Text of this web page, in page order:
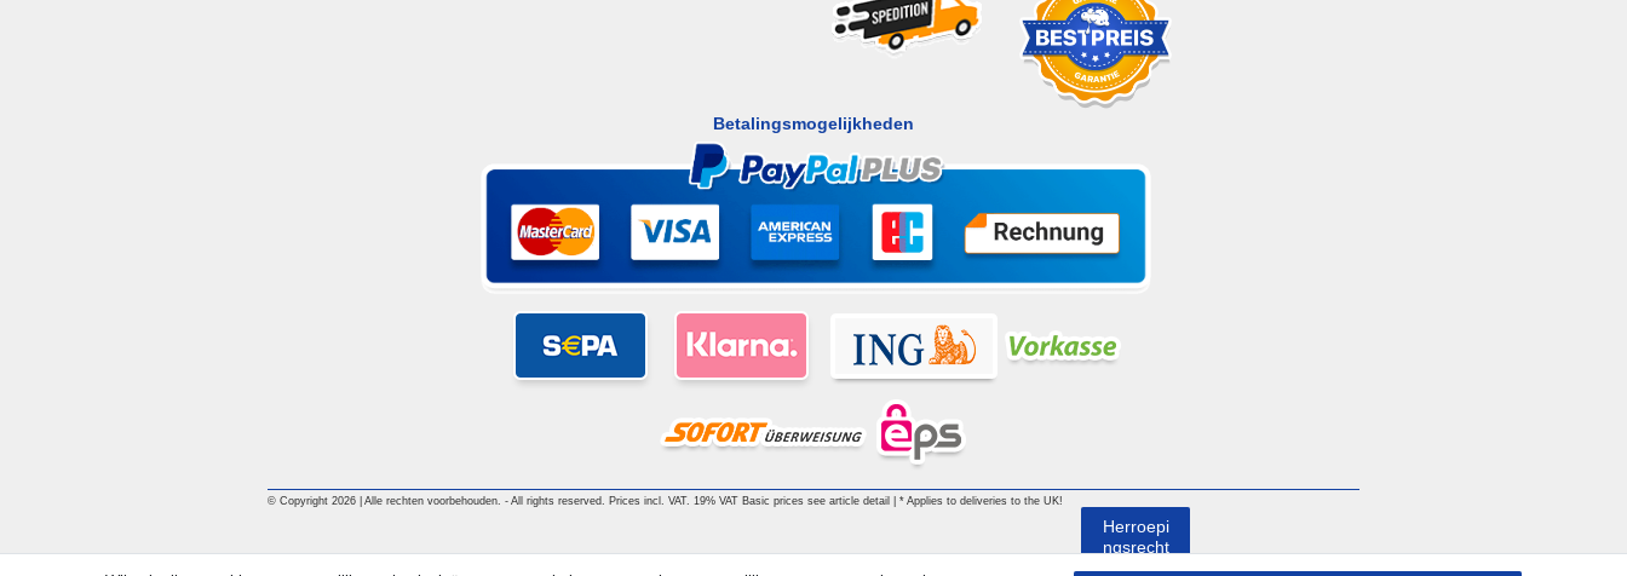
Betalingsmogelijkheden
© Copyright 2026 | Alle rechten voorbehouden. - All rights reserved. Prices incl. VAT. 19% VAT Basic prices see article detail | * Applies to deliveries to the UK!
Herroepi
ngsrecht
uitoefene